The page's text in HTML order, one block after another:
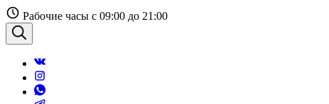
Перейти
к
содержанию
Рабочие часы с 09:00 до 21:00
Поиск